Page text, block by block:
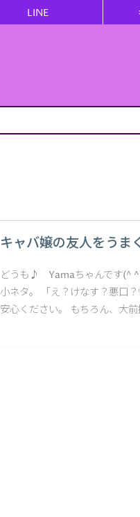
LINE
キャバ嬢の友人をうま
どうも♪ Yamaちゃんです(^
小ネタ。 「え？けなす？悪口
安心ください。 もちろん、大